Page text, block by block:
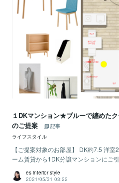
１DKマンション★ブルーで纏めた
のご提案
記事
ライフスタイル
【ご提案対象のお部屋】 DK約7.5 洋
ーム賃貸から1DK分譲マンションにご
es interior style
2021/05/31 03:22